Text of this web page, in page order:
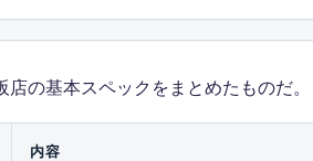
店の基本スペックをまとめたものだ。
内容